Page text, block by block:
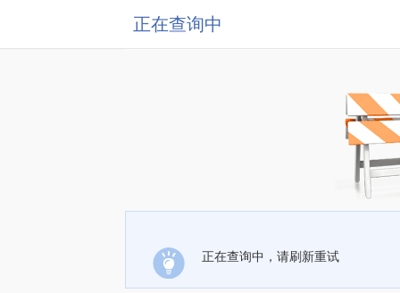
正在查询中
正在查询中，请刷新重试